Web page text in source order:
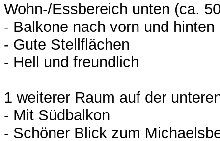
Wohn-/Essbereich unten (ca.
- Balkone nach vorn und hinten
- Gute Stellflächen
- Hell und freundlich
1 weiterer Raum auf der
- Mit Südbalkon
- Schöner Blick zum